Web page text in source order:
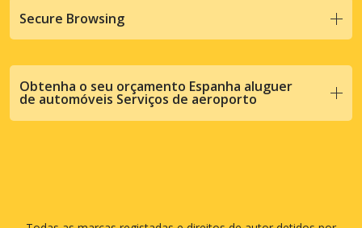
Secure Browsing
Obtenha o seu orçamento Espanha aluguer
de automóveis Serviços de aeroporto